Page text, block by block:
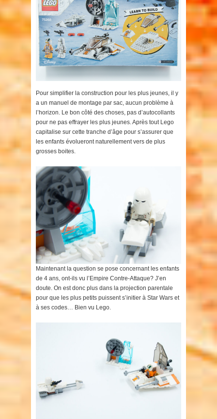
Pour simplifier la construction pour les plus jeunes, il y
a un manuel de montage par sac, aucun problème à
l’horizon. Le bon côté des choses, pas d’autocollants
pour ne pas effrayer les plus jeunes. Après tout Lego
capitalise sur cette tranche d’âge pour s’assurer que
les enfants évolueront naturellement vers de plus
grosses boites.
Maintenant la question se pose concernant les enfants
de 4 ans, ont-ils vu l’Empire Contre-Attaque? J’en
doute. On est donc plus dans la projection parentale
pour que les plus petits puissent s’initier à Star Wars et
à ses codes… Bien vu Lego.